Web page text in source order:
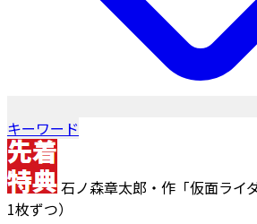
キーワード
石ノ森章太郎・作「仮面ライ
1枚ずつ）